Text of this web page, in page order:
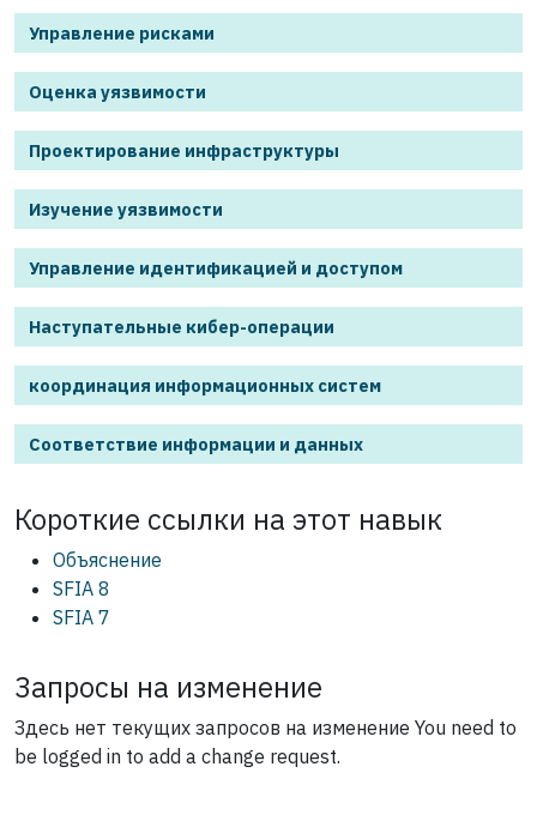
Управление рисками
Оценка уязвимости
Проектирование инфраструктуры
Изучение уязвимости
Управление идентификацией и доступом
Наступательные кибер-операции
координация информационных систем
Соответствие информации и данных
Короткие ссылки на этот навык
Объяснение
SFIA 8
SFIA 7
Запросы на изменение
Здесь нет текущих запросов на изменение You need to
be logged in to add a change request.